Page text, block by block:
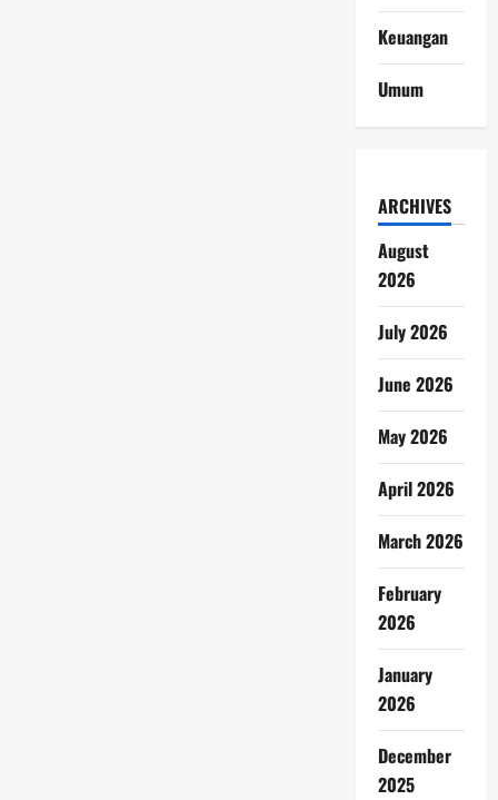
Keuangan
Umum
ARCHIVES
August
2026
July 2026
June 2026
May 2026
April 2026
March 2026
February
2026
January
2026
December
2025